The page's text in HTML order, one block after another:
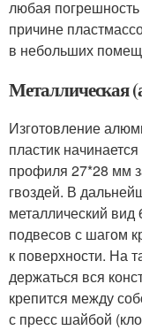
любая
причине
в небольших
Металлическая
Изготовление
пластик
профиля 27*28 мм
гвоздей. В
металлический
подвесов с шагом
к поверхности. На
держаться вся
крепится между
с пресс шайбой